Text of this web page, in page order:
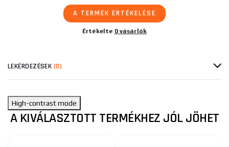
A TERMÉK ÉRTÉKELÉSE
Értékelte 0 vásárlók
LEKÉRDEZÉSEK (0)
High-contrast mode
A KIVÁLASZTOTT TERMÉKHEZ JÓL JÖHET